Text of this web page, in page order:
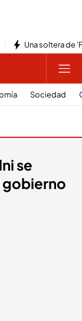
Una soltera de
Sociedad
se
gobierno